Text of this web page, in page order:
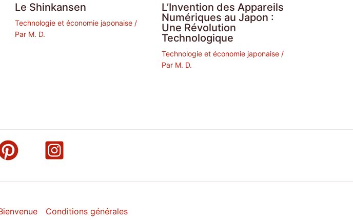
Le Shinkansen
Technologie et économie japonaise/
Par M. D.
L’Invention des Appareils
Numériques au Japon :
Une Révolution
Technologique
Technologie et économie japonaise/
Par M. D.
Conditions générales